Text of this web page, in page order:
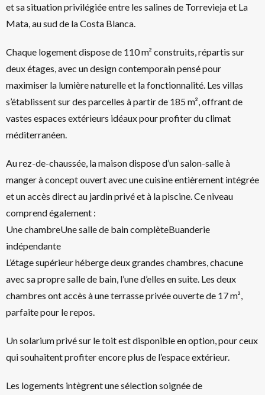
et sa situation privilégiée entre les salines de Torrevieja et La
Mata, au sud de la Costa Blanca.
Chaque logement dispose de 110 m² construits, répartis sur
deux étages, avec un design contemporain pensé pour
maximiser la lumière naturelle et la fonctionnalité. Les villas
s’établissent sur des parcelles à partir de 185 m², offrant de
vastes espaces extérieurs idéaux pour profiter du climat
méditerranéen.
Au rez-de-chaussée, la maison dispose d’un salon-salle à
manger à concept ouvert avec une cuisine entièrement intégrée
et un accès direct au jardin privé et à la piscine. Ce niveau
comprend également :
Une chambreUne salle de bain complèteBuanderie
indépendante
L’étage supérieur héberge deux grandes chambres, chacune
avec sa propre salle de bain, l’une d’elles en suite. Les deux
chambres ont accès à une terrasse privée ouverte de 17 m²,
parfaite pour le repos.
Un solarium privé sur le toit est disponible en option, pour ceux
qui souhaitent profiter encore plus de l’espace extérieur.
Les logements intègrent une sélection soignée de